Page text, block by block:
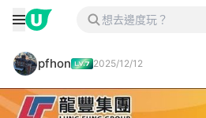
pfhon 2025/12/12